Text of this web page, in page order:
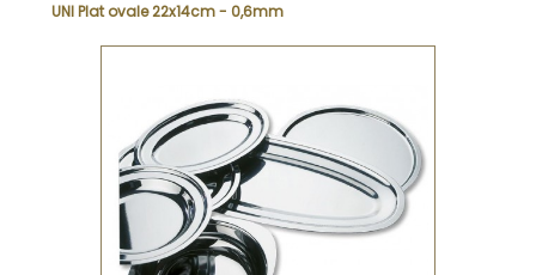
UNI Plat ovale 22x14cm - 0,6mm